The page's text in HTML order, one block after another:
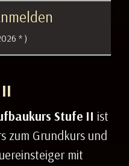
* )
Stufe II ist
zum Grundkurs und
mit